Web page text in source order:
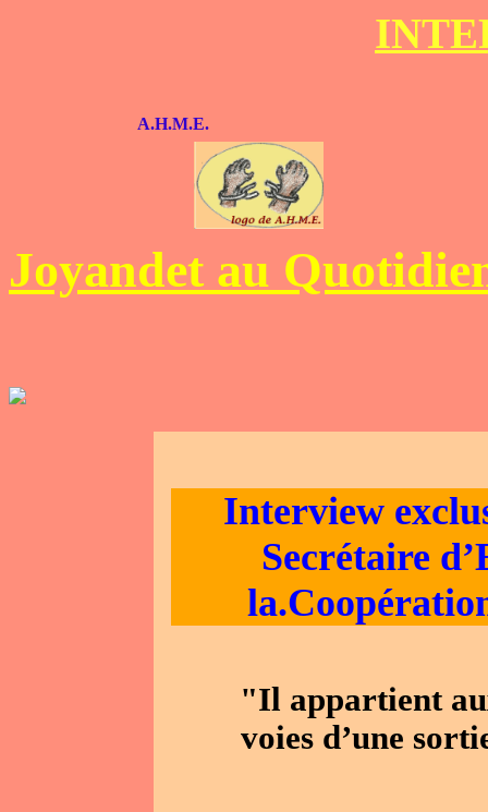
A.H.M.E.
Joyandet au
Interview
Secrétaire
la.
"Il appartient
voies d’une